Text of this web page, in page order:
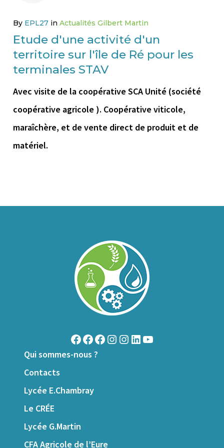
OCTOBRE
2021
By EPL27 in Actualités Gilbert Martin
Etude d'une activité d'un
territoire sur l'île de Ré pour les
terminales STAV
Avec visite de la coopérative SCA Unité (société
coopérative agricole ). Coopérative viticole,
maraîchère, et de vente direct de produit et de
matériel.
Facebook Facebook Facebook Instagram Instagram LinkedIn YouTube
Qui sommes-nous ?
Contacts
Lycée E.Chambray
Le CRÉE
Lycée G.Martin
CFA Agricole de l’Eure